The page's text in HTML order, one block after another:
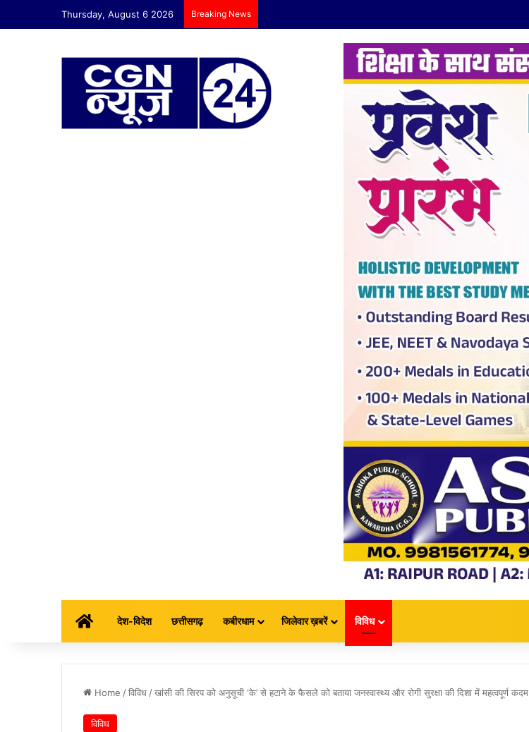
Thursday, August 6 2026 Breaking News
होम देश-विदेश छत्तीसगढ़ कबीरधाम जिलेवार ख़बरें विविध
Home /विविध /खांसी की सिरप को अनुसूची ‘के’ से हटाने के फैसले को बताया जनस्वास्थ्य और रोगी सुरक्षा की दिशा में महत्वपूर्ण कदम
विविध